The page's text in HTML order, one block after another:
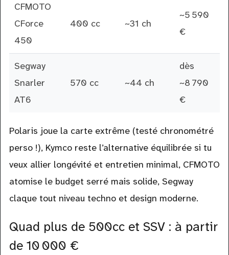
CFMOTO
CForce
450
400 cc ~31 ch
~5 590
€
Segway
Snarler
AT6
570 cc ~44 ch
dès
~8 790
€
Polaris joue la carte extrême (testé chronométré
perso !), Kymco reste l’alternative équilibrée si tu
veux allier longévité et entretien minimal, CFMOTO
atomise le budget serré mais solide, Segway
claque tout niveau techno et design moderne.
Quad plus de 500cc et SSV : à partir
de 10 000 €